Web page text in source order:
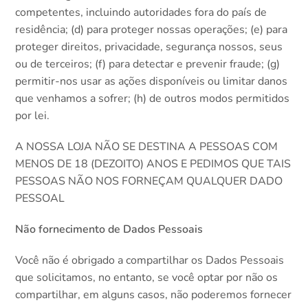
competentes, incluindo autoridades fora do país de
residência; (d) para proteger nossas operações; (e) para
proteger direitos, privacidade, segurança nossos, seus
ou de terceiros; (f) para detectar e prevenir fraude; (g)
permitir-nos usar as ações disponíveis ou limitar danos
que venhamos a sofrer; (h) de outros modos permitidos
por lei.
A NOSSA LOJA NÃO SE DESTINA A PESSOAS COM
MENOS DE 18 (DEZOITO) ANOS E PEDIMOS QUE TAIS
PESSOAS NÃO NOS FORNEÇAM QUALQUER DADO
PESSOAL
Não fornecimento de Dados Pessoais
Você não é obrigado a compartilhar os Dados Pessoais
que solicitamos, no entanto, se você optar por não os
compartilhar, em alguns casos, não poderemos fornecer